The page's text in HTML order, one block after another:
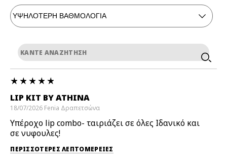
LIP KIT BY ATHINA
18/07/2026 Fenia Δραπετσώνα
Υπέροχο lip combo- ταιριάζει σε όλες Ιδανικό και
σε νυφουλες!
ΠΕΡΙΣΣΌΤΕΡΕΣ ΛΕΠΤΟΜΈΡΕΙΕΣ